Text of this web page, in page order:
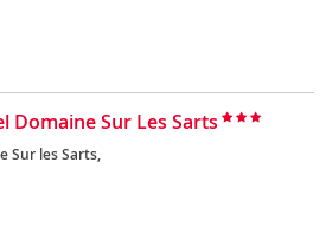
Domaine Sur Les Sarts
Sur les Sarts,